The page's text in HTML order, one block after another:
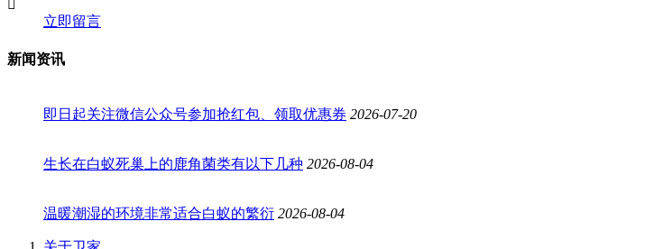
立即留言
新闻资讯
即日起关注微信公众号参加抢红包、领取优惠券 2026-07-20
生长在白蚁死巢上的鹿角菌类有以下几种 2026-08-04
温暖潮湿的环境非常适合白蚁的繁衍 2026-08-04